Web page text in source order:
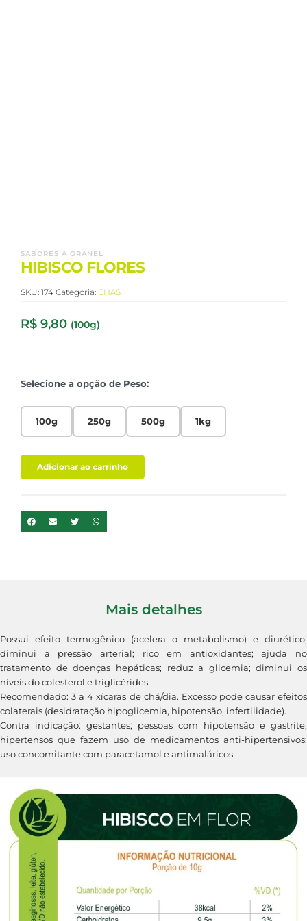
SABORES A GRANEL
HIBISCO FLORES
SKU: 174 Categoria: CHAS
R$ 9,80 (100g)
Selecione a opção de Peso:
100g 250g 500g 1kg
Adicionar ao carrinho
Mais detalhes
Possui efeito termogênico (acelera o metabolismo) e diurético;
diminui a pressão arterial; rico em antioxidantes; ajuda no
tratamento de doenças hepáticas; reduz a glicemia; diminui os
níveis do colesterol e triglicérides.
Recomendado: 3 a 4 xícaras de chá/dia. Excesso pode causar efeitos
colaterais (desidratação hipoglicemia, hipotensão, infertilidade).
Contra indicação: gestantes; pessoas com hipotensão e gastrite;
hipertensos que fazem uso de medicamentos anti-hipertensivos;
uso concomitante com paracetamol e antimaláricos.